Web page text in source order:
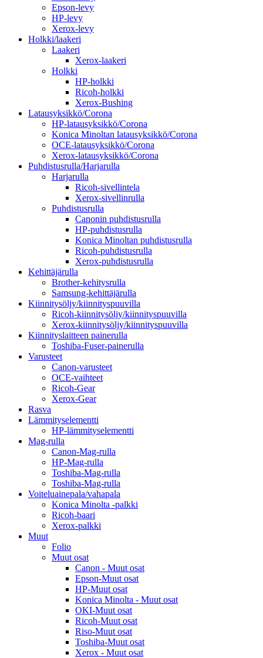
Epson-levy
HP-levy
Xerox-levy
Holkki/laakeri
Laakeri
Xerox-laakeri
Holkki
HP-holkki
Ricoh-holkki
Xerox-Bushing
Latausyksikkö/Corona
HP-latausyksikkö/Corona
Konica Minoltan latausyksikkö/Corona
OCE-latausyksikkö/Corona
Xerox-latausyksikkö/Corona
Puhdistusrulla/Harjarulla
Harjarulla
Ricoh-sivellintela
Xerox-sivellinrulla
Puhdistusrulla
Canonin puhdistusrulla
HP-puhdistusrulla
Konica Minoltan puhdistusrulla
Ricoh-puhdistusrulla
Xerox-puhdistusrulla
Kehittäjärulla
Brother-kehitysrulla
Samsung-kehittäjärulla
Kiinnitysöljy/kiinnityspuuvilla
Ricoh-kiinnitysöljy/kiinnityspuuvilla
Xerox-kiinnitysöljy/kiinnityspuuvilla
Kiinnityslaitteen painerulla
Toshiba-Fuser-painerulla
Varusteet
Canon-varusteet
OCE-vaihteet
Ricoh-Gear
Xerox-Gear
Rasva
Lämmityselementti
HP-lämmityselementti
Mag-rulla
Canon-Mag-rulla
HP-Mag-rulla
Toshiba-Mag-rulla
Toshiba-Mag-rulla
Voiteluainepala/vahapala
Konica Minolta -palkki
Ricoh-baari
Xerox-palkki
Muut
Folio
Muut osat
Canon - Muut osat
Epson-Muut osat
HP-Muut osat
Konica Minolta - Muut osat
OKI-Muut osat
Ricoh-Muut osat
Riso-Muut osat
Toshiba-Muut osat
Xerox - Muut osat